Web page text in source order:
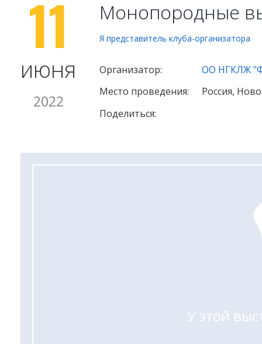
11
июня
2022
Монопородные
Я представитель клуба-организатора
Организатор:
ОО НГКЛЖ
Место проведения:
Россия,
Поделиться:
У этой